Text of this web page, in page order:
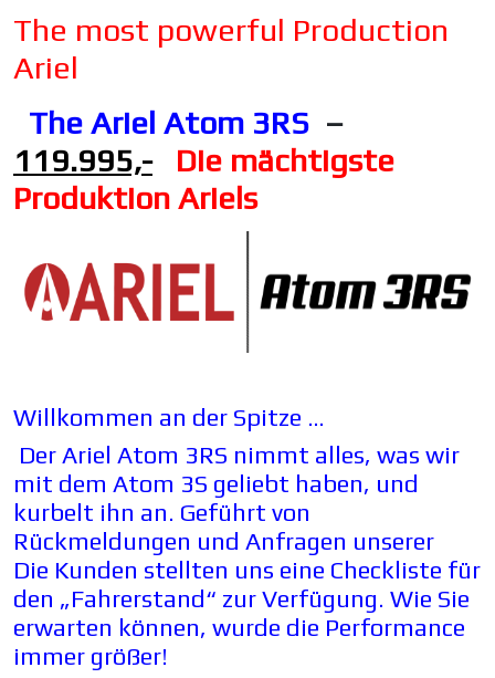
The most powerful Production
Ariel
The Ariel Atom 3RS –
119.995,-Die mächtigste
Produktion Ariels
Willkommen an der Spitze …
Der Ariel Atom 3RS nimmt alles, was wir
mit dem Atom 3S geliebt haben, und
kurbelt ihn an. Geführt von
Rückmeldungen und Anfragen unserer
Die Kunden stellten uns eine Checkliste für
den „Fahrerstand“ zur Verfügung. Wie Sie
erwarten können, wurde die Performance
immer größer!